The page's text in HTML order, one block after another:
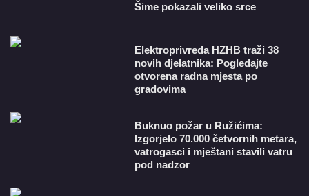
Šime pokazali veliko srce
​Elektroprivreda HZHB traži 38
novih djelatnika: Pogledajte
otvorena radna mjesta po
gradovima
Buknuo požar u Ružićima:
Izgorjelo 70.000 četvornih metara,
vatrogasci i mještani stavili vatru
pod nadzor